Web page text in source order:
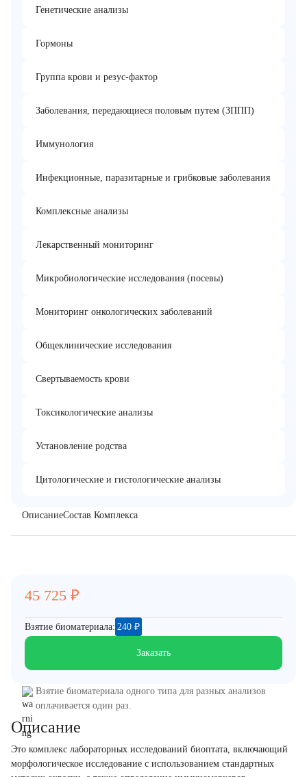
Генетические анализы
Гормоны
Группа крови и резус-фактор
Заболевания, передающиеся половым путем (ЗППП)
Иммунология
Инфекционные, паразитарные и грибковые заболевания
Комплексные анализы
Лекарственный мониторинг
Микробиологические исследования (посевы)
Мониторинг онкологических заболеваний
Общеклинические исследования
Свертываемость крови
Токсикологические анализы
Установление родства
Цитологические и гистологические анализы
ОписаниеСостав Комплекса
Описание
Это комплекс лабораторных исследований биоптата, включающий
морфологическое исследование с использованием стандартных
45 725 ₽
Взятие биоматериала: 240 ₽
Заказать
Взятие биоматериала одного типа для разных анализов
оплачивается один раз.